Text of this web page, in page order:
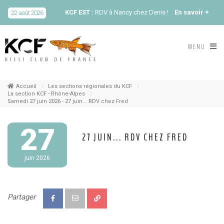
22 août 2026 KCF EST : RDV à Nancy chez Denis ! En savoir +
29 août 2026
KCF NORD : Réunion de Rentrée du KCF Nord En
savoir +
5-6 sep 2026
de la SKS 2026
MENU
Accueil
Les sections régionales du KCF
La section KCF - Rhône-Alpes
Samedi 27 juin 2026 - 27 juin... RDV chez Fred
27
juin 2026
27 JUIN... RDV CHEZ FRED
Partager